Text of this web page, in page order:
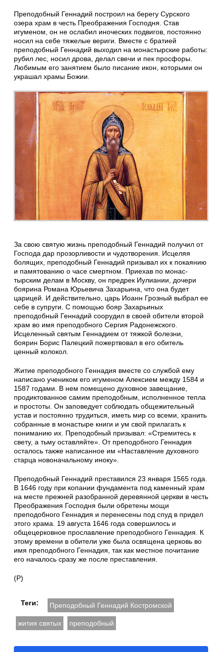
Преподобный Геннадий построил на берегу Сурского
озера храм в честь Пре­об­ра­жения Господня. Став
игуменом, он не ослабил иноческих подвигов, постоянно
носил на себе тяжелые вериги. Вместе с братией
преподобный Ген­надий выходил на монастырские работы:
рубил лес, носил дрова, делал свечи и пек просфоры.
Любимым его занятием было писание икон, которыми он
украшал храмы Божии.
За свою святую жизнь преподобный Геннадий получил от
Господа дар про­зорли­вости и чудотворения. Исцеляя
болящих, преподобный Геннадий призывал их к покаянию
и памятованию о часе смертном. Приехав по монас­
тырским делам в Москву, он предрек Иулиании, дочери
боярина Романа Юрь­евича Захарьина, что она будет
царицей. И действительно, царь Иоанн Грозный выбрал ее
себе в супруги. С помощью бояр Захарьиных
преподобный Генна­дий соорудил в своей обители второй
храм во имя преподобного Сергия Радонеж­ского.
Исцеленный святым Геннадием от тяжкой болезни,
боярин Борис Па­лец­кий пожертвовал в его обитель
ценный колокол.
Житие преподобного Геннадия вместе со службой ему
написано учеником его игуменом Алексием между 1584 и
1587 годами. В нем помещено духовное завеща­ние,
продиктованное самим преподобным, исполненное тепла
и простоты. Он заповедует соблюдать общежительный
устав и постоянно трудиться, иметь мир со всеми, хранить
собранные в монастыре книги и ум свой прилагать к
пониманию их. Преподобный призывал: «Стремитесь к
свету, а тьму остав­ляйте». От преподобного Геннадия
осталось также написанное им «Наставление духовного
старца новоначальному иноку».
Преподобный Геннадий преставился 23 января 1565 года.
В 1646 году при копании фундамента под каменный храм
на месте прежней разобранной деревянной цер­кви в честь
Преображения Господня были обретены мощи
преподобного Геннадия и перенесены под спуд в придел
этого храма. 19 августа 1646 года совершилось и
общецерковное прославление преподобного Генна­дия. К
этому времени в обители уже была освящена церковь во
имя препо­добного Геннадия, так как местное почи­тание
его началось сразу же после преставления.
(Р)
Теги: Преподобный Геннадий Костромской
жития святых преподобный